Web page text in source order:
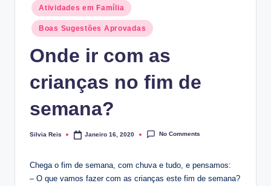
Posted
in
Atividades em Família
Boas Sugestões Aprovadas
Onde ir com as
crianças no fim de
semana?
Posted
Silvia Reis Janeiro 16, 2020 No Comments
Chega o fim de semana, com chuva e tudo, e pensamos:
– O que vamos fazer com as crianças este fim de semana?